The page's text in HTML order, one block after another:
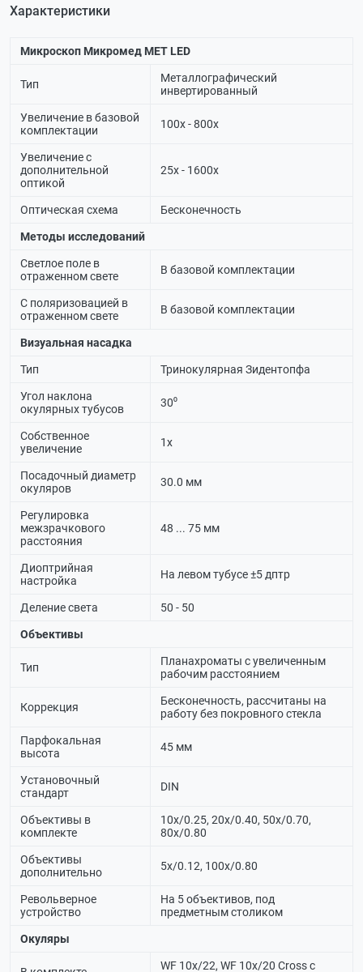
Характеристики
Микроскоп Микромед МЕТ LED
Тип
Металлографический
инвертированный
Увеличение в базовой
комплектации
100х - 800х
Увеличение с
дополнительной
оптикой
25х - 1600х
Оптическая схема Бесконечность
Методы исследований
Светлое поле в
отраженном свете
В базовой комплектации
С поляризовацией в
отраженном свете
В базовой комплектации
Визуальная насадка
Тип Тринокулярная Зидентопфа
Угол наклона
окулярных тубусов
30⁰
Собственное
увеличение
1х
Посадочный диаметр
окуляров
30.0 мм
Регулировка
межзрачкового
расстояния
48 ... 75 мм
Диоптрийная
настройка
На левом тубусе ±5 дптр
Деление света 50 - 50
Объективы
Тип
Планахроматы с увеличенным
рабочим расстоянием
Коррекция
Бесконечность, рассчитаны на
работу без покровного стекла
Парфокальная
высота
45 мм
Установочный
стандарт
DIN
Объективы в
комплекте
10x/0.25, 20x/0.40, 50x/0.70,
80х/0.80
Объективы
дополнительно
5x/0.12, 100х/0.80
Револьверное
устройство
На 5 объективов, под
предметным столиком
Окуляры
WF 10х/22, WF 10х/20 Cross с